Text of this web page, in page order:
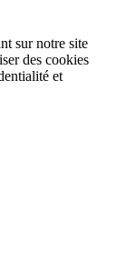
sur notre site
des cookies
et